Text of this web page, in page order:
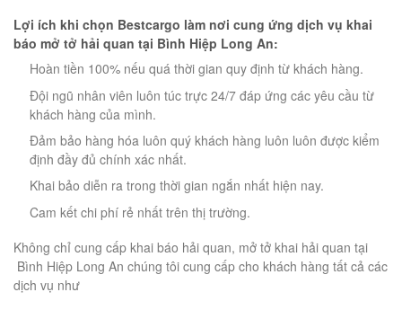
Lợi ích khi chọn Bestcargo làm nơi cung ứng dịch vụ khai
báo mở tở hải quan tại Bình Hiệp Long An:
Hoàn tiền 100% nếu quá thời gian quy định từ khách hàng.
Đội ngũ nhân viên luôn túc trực 24/7 đáp ứng các yêu cầu từ
khách hàng của mình.
Đảm bảo hàng hóa luôn quý khách hàng luôn luôn được kiểm
định đầy đủ chính xác nhất.
Khai bảo diễn ra trong thời gian ngắn nhất hiện nay.
Cam kết chi phí rẻ nhất trên thị trường.
Không chỉ cung cấp khai báo hải quan, mở tở khai hải quan tại
Bình Hiệp Long An chúng tôi cung cấp cho khách hàng tất cả các
dịch vụ như